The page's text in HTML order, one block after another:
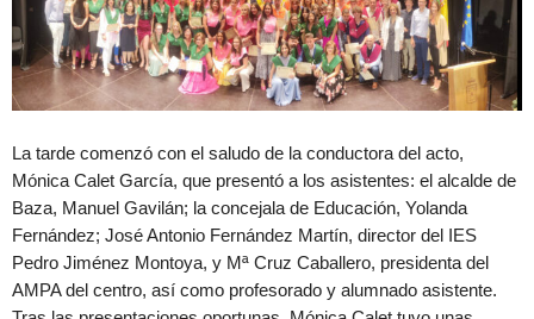
La tarde comenzó con el saludo de la conductora del acto,
Mónica Calet García, que presentó a los asistentes: el alcalde de
Baza, Manuel Gavilán; la concejala de Educación, Yolanda
Fernández; José Antonio Fernández Martín, director del IES
Pedro Jiménez Montoya, y Mª Cruz Caballero, presidenta del
AMPA del centro, así como profesorado y alumnado asistente.